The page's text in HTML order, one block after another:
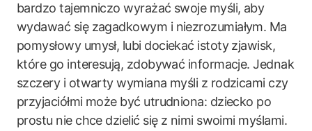
bardzo tajemniczo wyrażać swoje myśli, aby
wydawać się zagadkowym i niezrozumiałym. Ma
pomysłowy umysł, lubi dociekać istoty zjawisk,
które go interesują, zdobywać informacje. Jednak
szczery i otwarty wymiana myśli z rodzicami czy
przyjaciółmi może być utrudniona: dziecko po
prostu nie chce dzielić się z nimi swoimi myślami.